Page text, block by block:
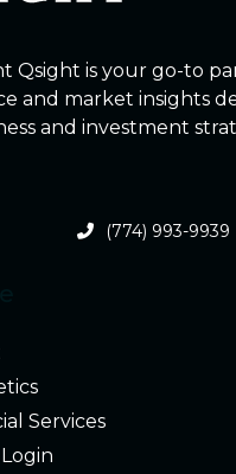
Qsight is your go-to
and market insights
and investment
(774) 993-9939
Services